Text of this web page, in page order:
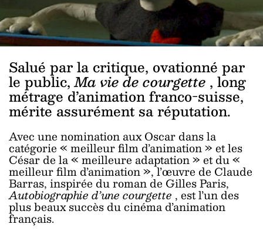
Salué par la critique, ovationné par
le public,Ma vie de courgette , long
métrage d’animation franco-suisse,
mérite assurément sa réputation.
Avec une nomination aux Oscar dans la
catégorie « meilleur film d’animation » et les
César de la « meilleure adaptation » et du «
meilleur film d’animation », l’œuvre de Claude
Barras, inspirée du roman de Gilles Paris,
Autobiographie d’une courgette , est l’un des
plus beaux succès du cinéma d’animation
français.